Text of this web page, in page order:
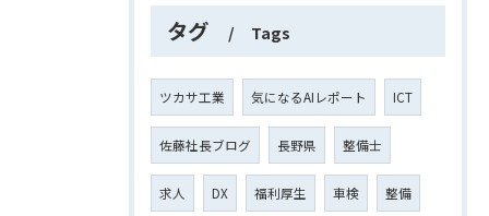
タグ Tags
ツカサ工業 気になるAIレポート ICT
佐藤社長ブログ 長野県 整備士
求人 DX 福利厚生 車検 整備